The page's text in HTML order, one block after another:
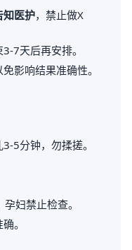
知医护，禁止做X
7天后再安排。
影响结果准确性。
5分钟，勿揉搓。
妇禁止检查。
。